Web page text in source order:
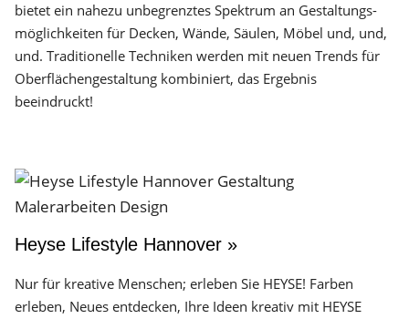
bietet ein nahezu unbegrenztes Spektrum an Gestaltungs­
möglichkeiten für Decken, Wände, Säulen, Möbel und, und,
und. Traditionelle Techniken werden mit neuen Trends für
Oberflächen­gestaltung kombiniert, das Ergebnis
beeindruckt!
Heyse Lifestyle Hannover »
Nur für kreative Menschen; erleben Sie HEYSE! Farben
erleben, Neues entdecken, Ihre Ideen kreativ mit HEYSE